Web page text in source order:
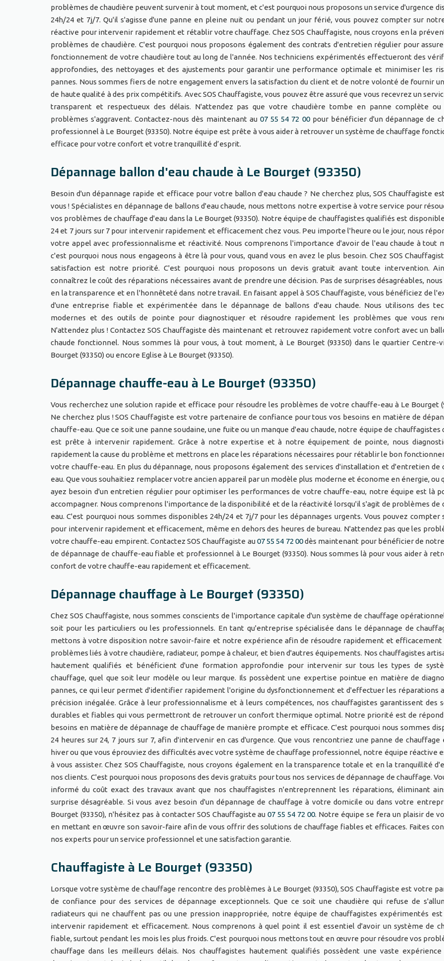
problèmes de chaudière peuvent survenir à tout moment, et c'est pourquoi nous proposons un service d'urgence
24h/24 et 7j/7. Qu'il s'agisse d'une panne en pleine nuit ou pendant un jour férié, vous pouvez compter sur
réactive pour intervenir rapidement et rétablir votre chauffage. Chez SOS Chauffagiste, nous croyons en la
problèmes de chaudière. C'est pourquoi nous proposons également des contrats d'entretien régulier pour
fonctionnement de votre chaudière tout au long de l'année. Nos techniciens expérimentés effectueront des
approfondies, des nettoyages et des ajustements pour garantir une performance optimale et minimiser les
pannes. Nous sommes fiers de notre engagement envers la satisfaction du client et de notre volonté de fournir
de haute qualité à des prix compétitifs. Avec SOS Chauffagiste, vous pouvez être assuré que vous recevrez un
transparent et respectueux des délais. N'attendez pas que votre chaudière tombe en panne complète ou
problèmes s'aggravent. Contactez-nous dès maintenant au 07 55 54 72 00pour bénéficier d'un dépannage de
professionnel à Le Bourget (93350). Notre équipe est prête à vous aider à retrouver un système de chauffage
efficace pour votre confort et votre tranquillité d’esprit.
Dépannage ballon d'eau chaude à Le Bourget (93350)
Besoin d'un dépannage rapide et efficace pour votre ballon d'eau chaude ? Ne cherchez plus, SOS Chauffagiste
vous ! Spécialistes en dépannage de ballons d'eau chaude, nous mettons notre expertise à votre service pour
vos problèmes de chauffage d'eau dans la Le Bourget (93350). Notre équipe de chauffagistes qualifiés est
24 et 7 jours sur 7 pour intervenir rapidement et efficacement chez vous. Peu importe l'heure ou le jour, nous
votre appel avec professionnalisme et réactivité. Nous comprenons l'importance d'avoir de l'eau chaude à tout
c'est pourquoi nous nous engageons à être là pour vous, quand vous en avez le plus besoin. Chez SOS
satisfaction est notre priorité. C'est pourquoi nous proposons un devis gratuit avant toute intervention.
connaîtrez le coût des réparations nécessaires avant de prendre une décision. Pas de surprises désagréables, nous
en la transparence et en l'honnêteté dans notre travail. En faisant appel à SOS Chauffagiste, vous bénéficiez de
d'une entreprise fiable et expérimentée dans le dépannage de ballons d'eau chaude. Nous utilisons des
modernes et des outils de pointe pour diagnostiquer et résoudre rapidement les problèmes que vous
N'attendez plus ! Contactez SOS Chauffagiste dès maintenant et retrouvez rapidement votre confort avec un
chaude fonctionnel. Nous sommes là pour vous, à tout moment, à Le Bourget (93350) dans le quartier Centre-
Bourget (93350) ou encore Eglise à Le Bourget (93350).
Dépannage chauffe-eau à Le Bourget (93350)
Vous recherchez une solution rapide et efficace pour résoudre les problèmes de votre chauffe-eau à Le Bourget
Ne cherchez plus ! SOS Chauffagiste est votre partenaire de confiance pour tous vos besoins en matière de
chauffe-eau. Que ce soit une panne soudaine, une fuite ou un manque d'eau chaude, notre équipe de chauffagistes
est prête à intervenir rapidement. Grâce à notre expertise et à notre équipement de pointe, nous
rapidement la cause du problème et mettrons en place les réparations nécessaires pour rétablir le bon
votre chauffe-eau. En plus du dépannage, nous proposons également des services d'installation et d'entretien de
eau. Que vous souhaitiez remplacer votre ancien appareil par un modèle plus moderne et économe en énergie, ou
ayez besoin d'un entretien régulier pour optimiser les performances de votre chauffe-eau, notre équipe est là
accompagner. Nous comprenons l'importance de la disponibilité et de la réactivité lorsqu'il s'agit de problèmes de
eau. C'est pourquoi nous sommes disponibles 24h/24 et 7j/7 pour les dépannages urgents. Vous pouvez compter
pour intervenir rapidement et efficacement, même en dehors des heures de bureau. N'attendez pas que les
votre chauffe-eau empirent. Contactez SOS Chauffagiste au07 55 54 72 00dès maintenant pour bénéficier de
de dépannage de chauffe-eau fiable et professionnel à Le Bourget (93350). Nous sommes là pour vous aider à
confort de votre chauffe-eau rapidement et efficacement.
Dépannage chauffage à Le Bourget (93350)
Chez SOS Chauffagiste, nous sommes conscients de l'importance capitale d'un système de chauffage
soit pour les particuliers ou les professionnels. En tant qu'entreprise spécialisée dans le dépannage de
mettons à votre disposition notre savoir-faire et notre expérience afin de résoudre rapidement et efficacement
problèmes liés à votre chaudière, radiateur, pompe à chaleur, et bien d'autres équipements. Nos chauffagistes
hautement qualifiés et bénéficient d'une formation approfondie pour intervenir sur tous les types de
chauffage, quel que soit leur modèle ou leur marque. Ils possèdent une expertise pointue en matière de
pannes, ce qui leur permet d'identifier rapidement l'origine du dysfonctionnement et d'effectuer les réparations
précision inégalée. Grâce à leur professionnalisme et à leurs compétences, nos chauffagistes garantissent des
durables et fiables qui vous permettront de retrouver un confort thermique optimal. Notre priorité est de
besoins en matière de dépannage de chauffage de manière prompte et efficace. C'est pourquoi nous sommes
24 heures sur 24, 7 jours sur 7, afin d'intervenir en cas d'urgence. Que vous rencontriez une panne de chauffage
hiver ou que vous éprouviez des difficultés avec votre système de chauffage professionnel, notre équipe réactive
à vous assister. Chez SOS Chauffagiste, nous croyons également en la transparence totale et en la tranquillité
nos clients. C'est pourquoi nous proposons des devis gratuits pour tous nos services de dépannage de chauffage.
informé du coût exact des travaux avant que nos chauffagistes n'entreprennent les réparations, éliminant
surprise désagréable. Si vous avez besoin d'un dépannage de chauffage à votre domicile ou dans votre
Bourget (93350), n'hésitez pas à contacter SOS Chauffagiste au07 55 54 72 00. Notre équipe se fera un plaisir de
en mettant en œuvre son savoir-faire afin de vous offrir des solutions de chauffage fiables et efficaces. Faites
nos experts pour un service professionnel et une satisfaction garantie.
Chauffagiste à Le Bourget (93350)
Lorsque votre système de chauffage rencontre des problèmes à Le Bourget (93350), SOS Chauffagiste est votre
de confiance pour des services de dépannage exceptionnels. Que ce soit une chaudière qui refuse de
radiateurs qui ne chauffent pas ou une pression inappropriée, notre équipe de chauffagistes expérimentés
intervenir rapidement et efficacement. Nous comprenons à quel point il est essentiel d'avoir un système de
fiable, surtout pendant les mois les plus froids. C'est pourquoi nous mettons tout en œuvre pour résoudre vos
chauffage dans les meilleurs délais. Nos chauffagistes hautement qualifiés possèdent une vaste expérience